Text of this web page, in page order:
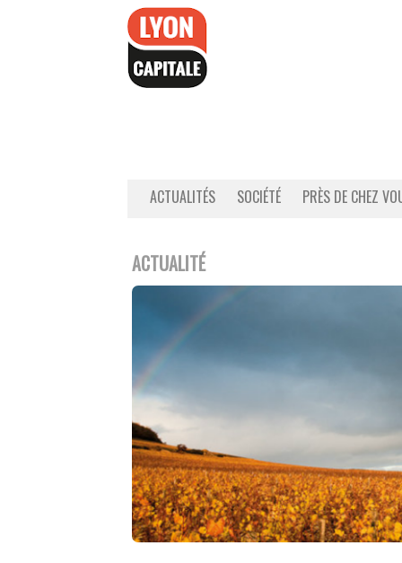
ACTUALITÉS SOCIÉTÉ PRÈS DE CHEZ
ACTUALITÉ